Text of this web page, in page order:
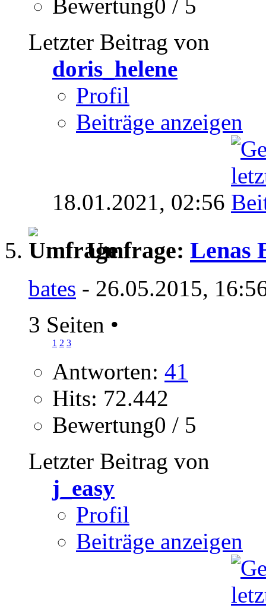
Bewertung0 / 5
Letzter Beitrag von
doris_helene
Profil
Beiträge anzeigen
18.01.2021, 02:56
Umfrage: Lenas
bates - 26.05.2015,
3 Seiten •
1 2 3
Antworten: 41
Hits: 72.442
Bewertung0 / 5
Letzter Beitrag von
j_easy
Profil
Beiträge anzeigen